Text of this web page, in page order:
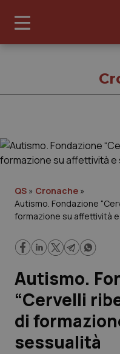
Governo e
Regioni e Asl
Lavoro e Professioni
Scienza e Farmaci
Studi e Analisi
QS » Cronache »
Autismo. Fondazione
formazione su affettività
Autismo.
“Cervelli
di
sessualità